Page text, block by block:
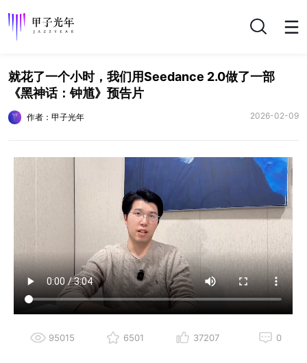
搜索
就花了一个小时，我们用Seedance 2.0做了一部
《黑神话：钟馗》预告片
作者：甲子光年 2026-02-09
95015 6501 37207 0